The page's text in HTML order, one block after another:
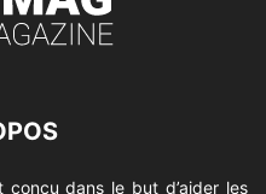
conçu dans le but d’aider les